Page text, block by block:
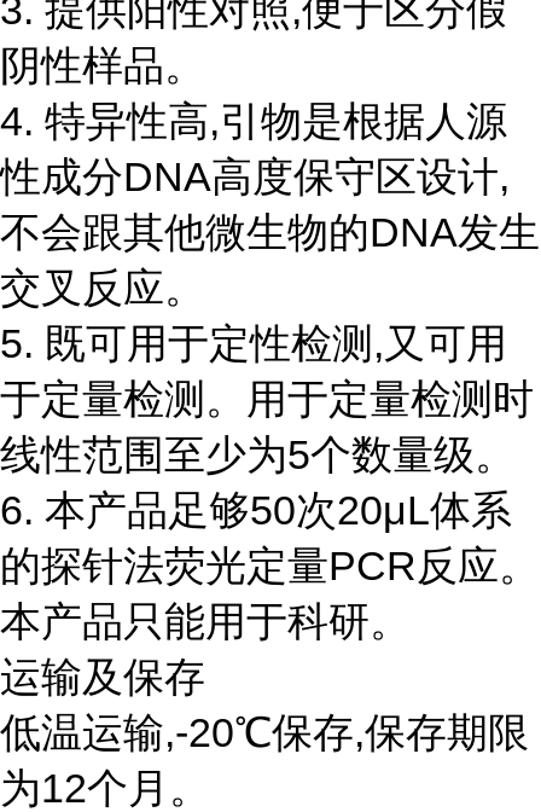
3. 提供阳性对照,便于区分假
阴性样品。
4. 特异性高,引物是根据人源
性成分DNA高度保守区设计,
不会跟其他微生物的DNA发生
交叉反应。
5. 既可用于定性检测,又可用
于定量检测。用于定量检测时
线性范围至少为5个数量级。
6. 本产品足够50次20μL体系
的探针法荧光定量PCR反应。
本产品只能用于科研。
运输及保存
低温运输,-20℃保存,保存期限
为12个月。